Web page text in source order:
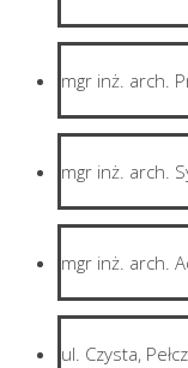
mgr inż. arch.
mgr inż. arch.
mgr inż. arch.
ul. Czysta,